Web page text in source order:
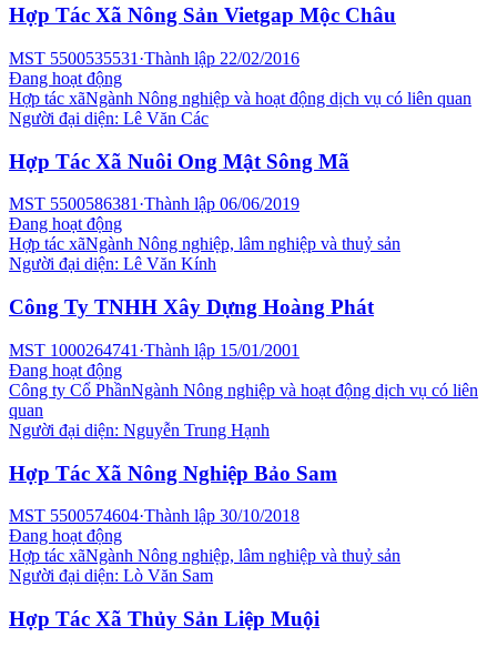
Hợp Tác Xã Nông Sản Vietgap Mộc Châu
MST 5500535531 ·Thành lập 22/02/2016
Đang hoạt động
Hợp tác xãNgành Nông nghiệp và hoạt động dịch vụ có liên quan
Người đại diện: Lê Văn Các
Hợp Tác Xã Nuôi Ong Mật Sông Mã
MST 5500586381·Thành lập 06/06/2019
Đang hoạt động
Hợp tác xãNgành Nông nghiệp, lâm nghiệp và thuỷ sản
Người đại diện: Lê Văn Kính
Công Ty TNHH Xây Dựng Hoàng Phát
MST 1000264741 ·Thành lập 15/01/2001
Đang hoạt động
Công ty Cổ PhầnNgành Nông nghiệp và hoạt động dịch vụ có liên
quan
Người đại diện: Nguyễn Trung Hạnh
Hợp Tác Xã Nông Nghiệp Bảo Sam
MST 5500574604·Thành lập 30/10/2018
Đang hoạt động
Hợp tác xãNgành Nông nghiệp, lâm nghiệp và thuỷ sản
Người đại diện: Lò Văn Sam
Hợp Tác Xã Thủy Sản Liệp Muội